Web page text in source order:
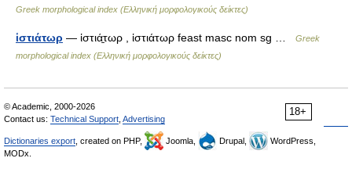
Greek morphological index (Ελληνική μορφολογικούς δείκτες)
ἱστιάτωρ — ἱστιά̱τωρ , ἱστιάτωρ feast masc nom sg …
Greek
morphological index (Ελληνική μορφολογικούς δείκτες)
18+
© Academic, 2000-2026
Contact us: Technical Support Advertising
Dictionaries export , created on PHP, Joomla, Drupal,
WordPress,
MODx.